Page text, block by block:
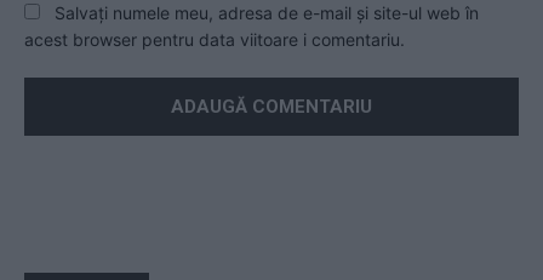
Salvați numele meu, adresa de e-mail și site-ul web în
acest browser pentru data viitoare i comentariu.